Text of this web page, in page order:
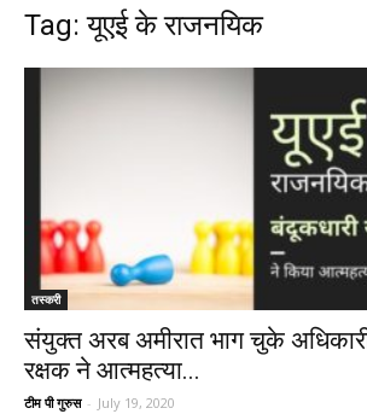
Tag: यूएई के राजनयिक
तस्करी
संयुक्त अरब अमीरात भाग चुके
रक्षक ने आत्महत्या...
टीम पी गुरुस - July 19, 2020